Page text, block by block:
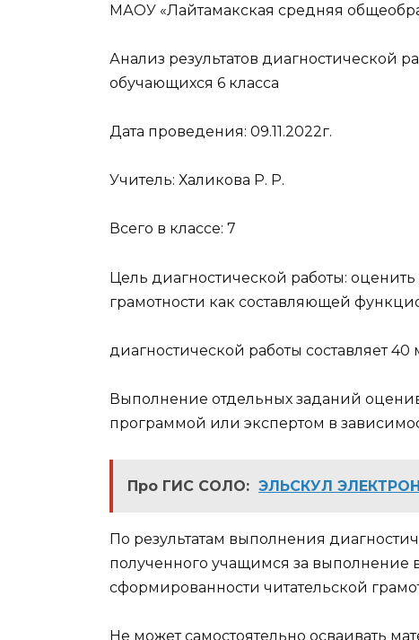
МАОУ «Лайтамакская средняя
Анализ результатов диагностической
обучающихся 6 класса
Дата проведения: 09.11.2022г.
Учитель: Халикова Р. Р.
Всего в классе: 7
Цель диагностической работы:
грамотности как составляющей
диагностической работы составляет 40
Выполнение отдельных заданий
программой или экспертом в
Про ГИС СОЛО: ЭЛЬСКУЛ
По результатам выполнения
полученного учащимся за выполнение
сформированности читательской
Не может самостоятельно осваивать